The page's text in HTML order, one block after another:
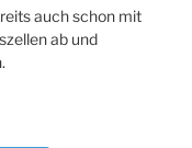
auch schon mit
ab und